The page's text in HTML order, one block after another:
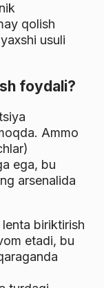
qolish
usuli
foydali?
Ammo
ega, bu
arsenalida
biriktirish
etadi, bu